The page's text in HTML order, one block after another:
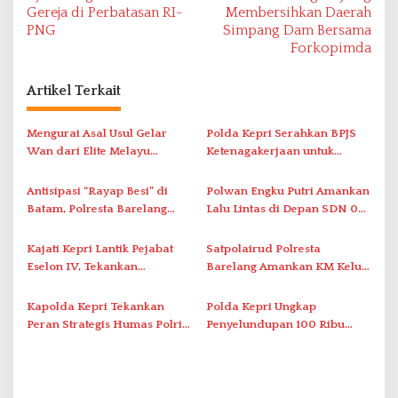
v
i
a
s
i
p
o
s
Gereja di Perbatasan RI-
PNG
Membersihkan Daerah
Simpang Dam Bersama
Forkopimda
Artikel Terkait
Mengurai Asal Usul Gelar
Wan dari Elite Melayu
Polda Kepri Serahkan BPJS
Ketenagakerjaan untuk
Antisipasi “Rayap Besi” di
Batam, Polresta Barelang
Instansi
Polwan Engku Putri Amankan
Lalu Lintas di Depan SDN 001
Kajati Kepri Lantik Pejabat
Eselon IV, Tekankan
Profesionalisme
Satpolairud Polresta
Barelang Amankan KM Kelud
Kapolda Kepri Tekankan
Peran Strategis Humas Polri
Polda Kepri Ungkap
Penyelundupan 100 Ribu